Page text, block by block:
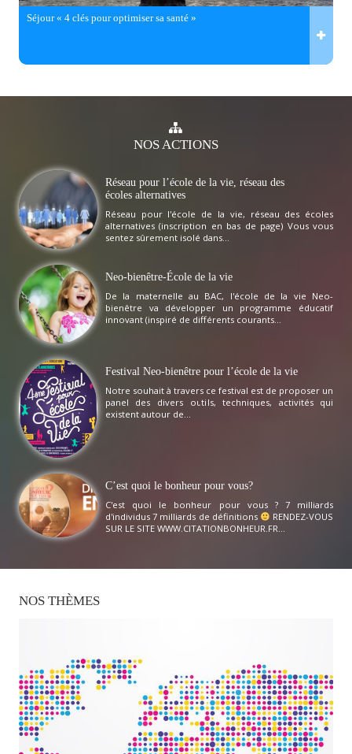
Séjour « 4 clés pour optimiser sa santé »
NOSACTIONS
Réseau pour l’école de la vie, réseau des
écoles alternatives
Réseau pour l'école de la vie, réseau des écoles
alternatives (inscription en bas de page) Vous vous
sentez sûrement isolé dans...
Neo-bienêtre-École de la vie
De la maternelle au BAC, l'école de la vie Neo-
bienêtre va développer un programme éducatif
innovant (inspiré de différents courants...
Festival Neo-bienêtre pour l’école de la vie
Notre souhait à travers ce festival est de proposer un
panel des divers outils, techniques, activités qui
existent autour de...
C’est quoi le bonheur pour vous?
C'est quoi le bonheur pour vous ? 7 milliards
d'individus 7 milliards de définitions
RENDEZ-VOUS
SUR LE SITE WWW.CITATIONBONHEUR.FR...
NOS THÈMES